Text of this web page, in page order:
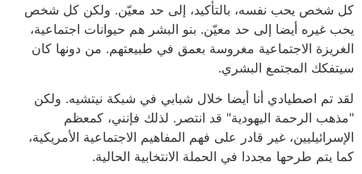
كل شخص يحب نفسه، بالتأكيد، إلى حد معيّن. ولكن كل شخص
يحب غيره أيضا إلى حد معيّن. بنو البشر هم حيوانات اجتماعية،
الغريزة الاجتماعية مغروسة بعمق في طبيعتهم. من دونها كان
سيتفكك المجتمع البشري.
لقد تم اصطيادي أنا أيضا خلال شبابي في شبكة نيتشيه. ولكن
"مذهب الرحمة اليهودية" قد انتصر. لذلك فإنني، كمعظم
الإسرائيليين، غير قادر على فهم المفاهيم الاجتماعية الأمريكية،
كما يتم طرحها مجددا في الحملة الانتخابية الحالية.